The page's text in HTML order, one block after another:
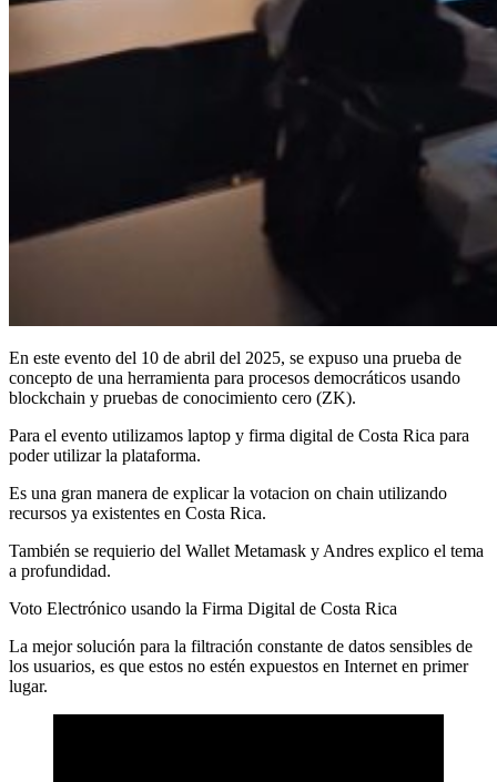
En este evento del 10 de abril del 2025, se expuso una prueba de
concepto de una herramienta para procesos democráticos usando
blockchain y pruebas de conocimiento cero (ZK).
Para el evento utilizamos laptop y firma digital de Costa Rica para
poder utilizar la plataforma.
Es una gran manera de explicar la votacion on chain utilizando
recursos ya existentes en Costa Rica.
También se requierio del Wallet Metamask y Andres explico el tema
a profundidad.
Voto Electrónico usando la Firma Digital de Costa Rica
La mejor solución para la filtración constante de datos sensibles de
los usuarios, es que estos no estén expuestos en Internet en primer
lugar.